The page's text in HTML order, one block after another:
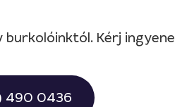
Kérj
490 0436